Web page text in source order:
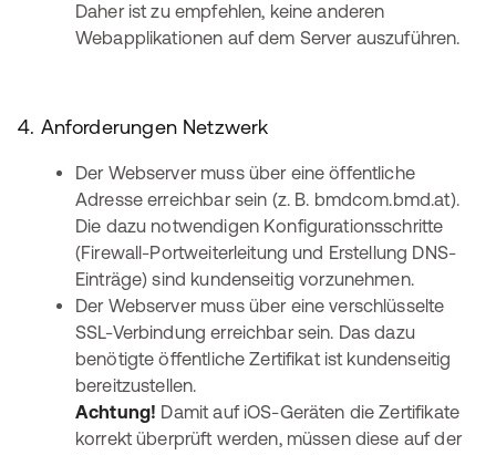
Daher ist zu empfehlen, keine anderen
Webapplikationen auf dem Server auszuführen.
4. Anforderungen Netzwerk
Der Webserver muss über eine öffentliche
Adresse erreichbar sein (z. B. bmdcom.bmd.at).
Die dazu notwendigen Konfigurationsschritte
(Firewall-Portweiterleitung und Erstellung DNS-
Einträge) sind kundenseitig vorzunehmen.
Der Webserver muss über eine verschlüsselte
SSL-Verbindung erreichbar sein. Das dazu
benötigte öffentliche Zertifikat ist kundenseitig
bereitzustellen.
Achtung! Damit auf iOS-Geräten die Zertifikate
korrekt überprüft werden, müssen diese auf der